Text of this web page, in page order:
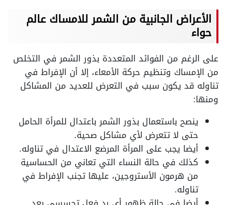
الأعراض الجانبية من الشمر للامساك عالم
حواء
على الرغم من الفوائد المتعددة بذور الشمر في التخلص
من الإمساك وتنظيم حركة الأمعاء، إلا أن الإفراط في
تناوله قد يكون سبب في التعرض للعديد من المشاكل
ومنها:
ينصح باستعمال بذور الشمر باعتدال للمرأة الحامل
حتى لا تتعرض لأي مشاكل صحية.
أيضا يجب على المرأة المرضع الاعتدال في تناوله.
كذلك في حالة النساء التي تعاني من الحساسية
من هرمون الأستروجين، عليها تجنب الإفراط في
تناوله.